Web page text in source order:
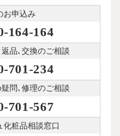
お申込み
164-164
返品､交換のご相談
701-234
疑問､修理のご相談
701-567
化粧品相談窓口